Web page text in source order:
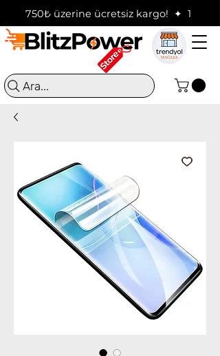
750₺ üzerine ücretsiz kargo!  ✦
Ara...